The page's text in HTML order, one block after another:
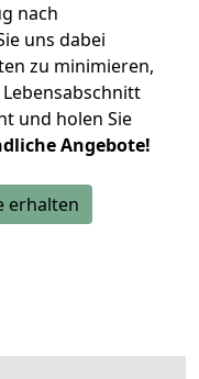
nach
uns dabei
zu minimieren,
und holen Sie
Angebote!
erhalten